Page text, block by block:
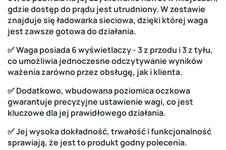
gdzie dostęp do prądu jest utrudniony. W zestawie
znajduje się ładowarka sieciowa, dzięki której waga
jest zawsze gotowa do działania.
✅ Waga posiada 6 wyświetlaczy - 3 z przodu i 3 z tyłu,
co umożliwia jednoczesne odczytywanie wyników
ważenia zarówno przez obsługę, jak i klienta.
✅ Dodatkowo, wbudowana poziomica oczkowa
gwarantuje precyzyjne ustawienie wagi, co jest
kluczowe dla jej prawidłowego działania.
✅ Jej wysoka dokładność, trwałość i funkcjonalność
sprawiają, że jest to produkt godny polecenia.